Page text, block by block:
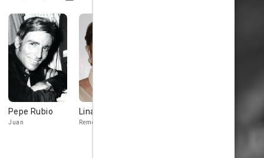
Pepe Rubio
Juan
Lina Morgan
Remedios